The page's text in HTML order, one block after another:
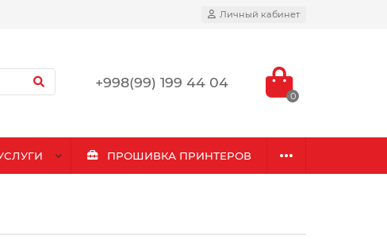
Личный кабинет
+998(99) 199 44 04
0
ПРОШИВКА ПРИНТЕРОВ